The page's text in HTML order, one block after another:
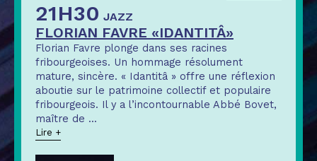
21H30 JAZZ
FLORIAN FAVRE «IDANTITÂ»
Florian Favre plonge dans ses racines
fribourgeoises. Un hommage résolument
mature, sincère. « Idantitâ » offre une réflexion
aboutie sur le patrimoine collectif et populaire
fribourgeois. Il y a l’incontournable Abbé Bovet,
maître de ...
Lire +